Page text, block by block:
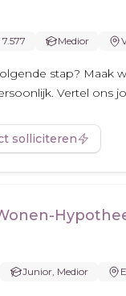
Medior
stap? Maak
Vertel ons
solliciteren
Junior, Medior